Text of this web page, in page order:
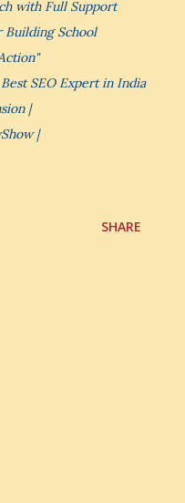
with Full Support
Building School
SEO Expert in India
|
|
SHARE